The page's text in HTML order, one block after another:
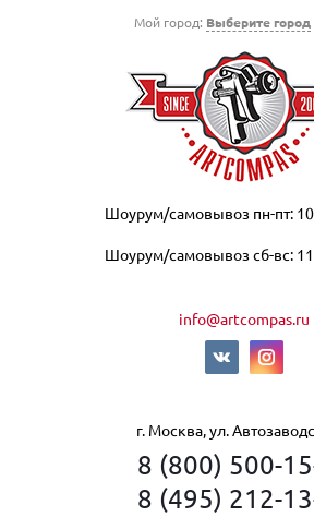
Мой город: Выберите город
Шоурум/самовывоз пн-пт:
Шоурум/самовывоз сб-вс:
info@artcompas.ru
г. Москва, ул.
8 (800) 500-
8 (495) 212-